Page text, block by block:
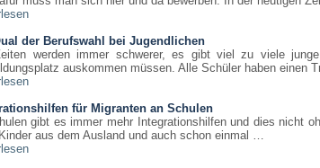
der Berufswahl bei Jugendlichen
werden immer schwerer, es gibt viel zu viele
auskommen müssen. Alle Schüler haben einen
für Migranten an Schulen
gibt es immer mehr Integrationshilfen und dies nicht
aus dem Ausland und auch schon einmal …